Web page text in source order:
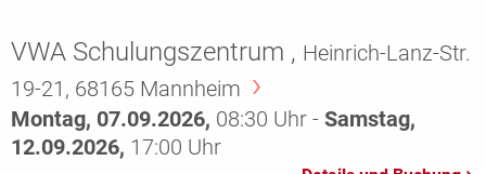
VWA Schulungszentrum , Heinrich-Lanz-Str.
19-21, 68165 Mannheim
Montag, 07.09.2026, 08:30 Uhr - Samstag,
12.09.2026, 17:00 Uhr